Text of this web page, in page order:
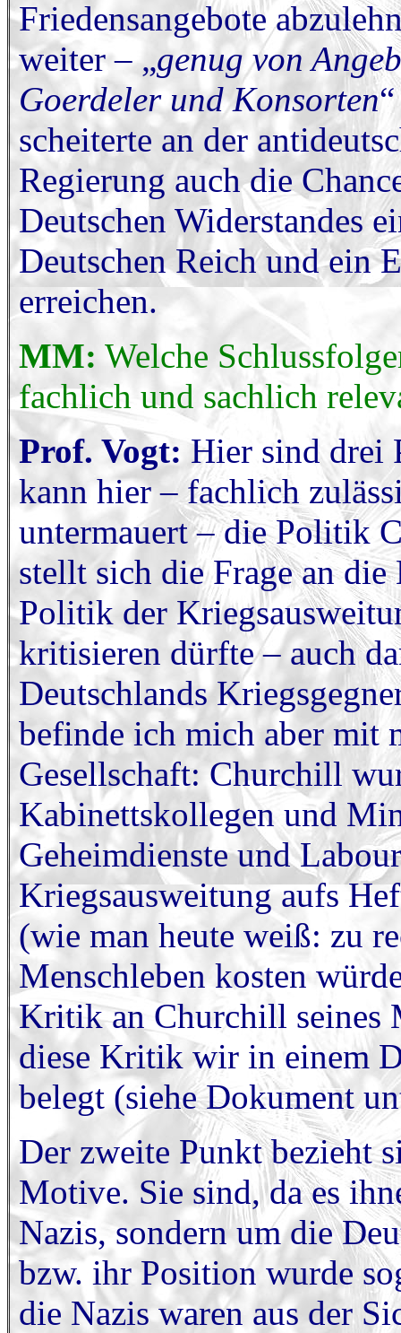
Friedensangebote
weiter – „genug von
Goerdeler und Konsorten
scheiterte an der
Regierung auch die
Deutschen Widerstandes
Deutschen Reich und ein
erreichen.
MM: Welche
fachlich und sachlich
Prof. Vogt:Hier sind drei
kann hier – fachlich
untermauert – die Politik
stellt sich die Frage an
Politik der
kritisieren dürfte – auch
Deutschlands
befinde ich mich aber mit
Gesellschaft: Churchill
Kabinettskollegen und
Geheimdienste und
Kriegsausweitung aufs
(wie man heute weiß: zu
Menschleben kosten
Kritik an Churchill seines
diese Kritik wir in einem
belegt (siehe Dokument
Der zweite Punkt bezieht
Motive. Sie sind, da es
Nazis, sondern um die
bzw. ihr Position wurde
die Nazis waren aus der